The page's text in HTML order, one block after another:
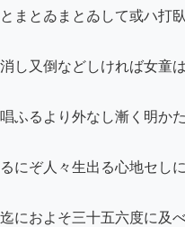
まとゐまとゐして或ハ打
し又倒などしければ女童
ふるより外なし漸く明か
にぞ人々生出る心地セし
におよそ三十五六度に及